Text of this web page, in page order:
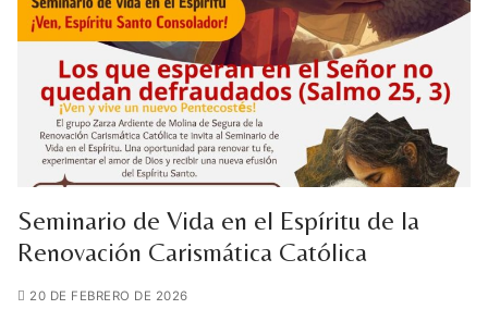
Seminario de Vida en el Espíritu de la
Renovación Carismática Católica
20 DE FEBRERO DE 2026